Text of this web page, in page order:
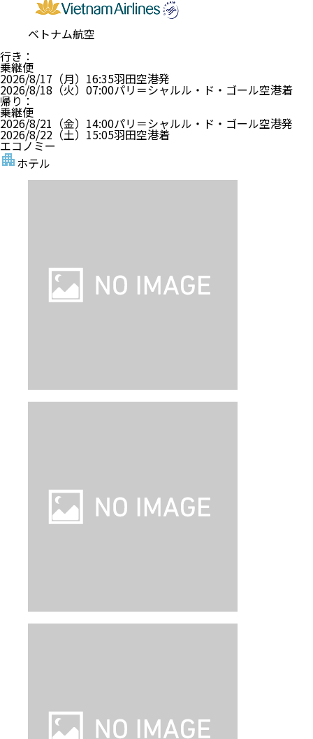
ベトナム航空
行き ：
乗継便
2026/8/17（月） 16:35羽田空港発
2026/8/18（火） 07:00パリ＝シャルル・ド・ゴール空港着
帰り ：
乗継便
2026/8/21（金） 14:00パリ＝シャルル・ド・ゴール空港発
2026/8/22（土） 15:05羽田空港着
エコノミー
ホテル